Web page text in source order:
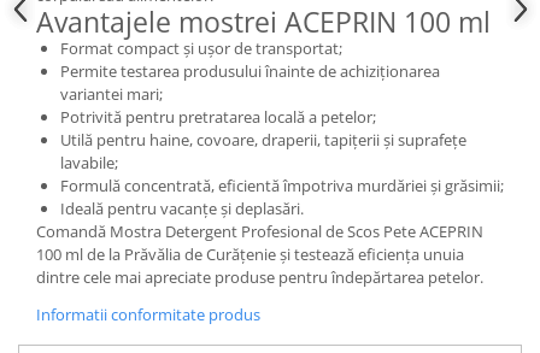
Avantajele mostrei ACEPRIN 100 ml
Format compact și ușor de transportat;
Permite testarea produsului înainte de achiziționarea
variantei mari;
Potrivită pentru pretratarea locală a petelor;
Utilă pentru haine, covoare, draperii, tapițerii și suprafețe
lavabile;
Formulă concentrată, eficientă împotriva murdăriei și grăsimii;
Ideală pentru vacanțe și deplasări.
Comandă Mostra Detergent Profesional de Scos Pete ACEPRIN
100 ml de la Prăvălia de Curățenie și testează eficiența unuia
dintre cele mai apreciate produse pentru îndepărtarea petelor.
Informatii conformitate produs